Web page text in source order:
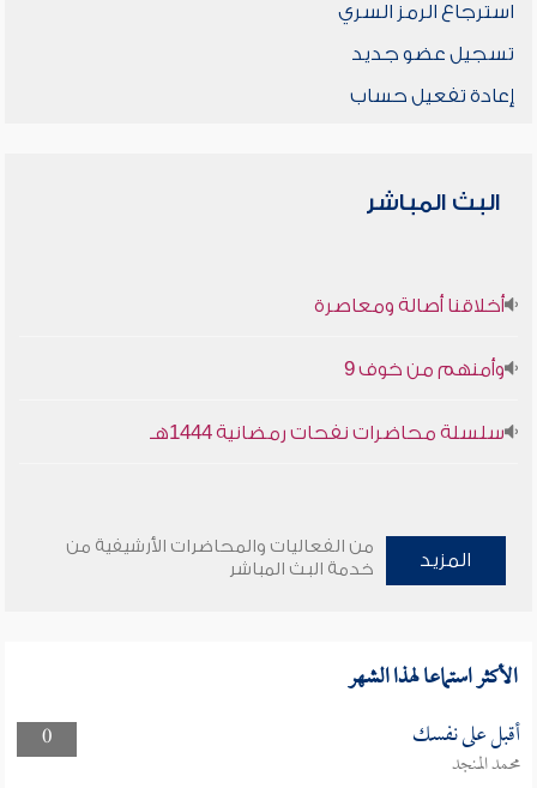
استرجاع الرمز السري
تسجيل عضو جديد
إعادة تفعيل حساب
البث المباشر
أخلاقنا أصالة ومعاصرة
وأمنهم من خوف 9
سلسلة محاضرات نفحات رمضانية 1444هـ
المزيد
من الفعاليات والمحاضرات الأرشيفية من
خدمة البث المباشر
الأكثر استماعا لهذا الشهر
0 أقبل على نفسك
محمد المنجد